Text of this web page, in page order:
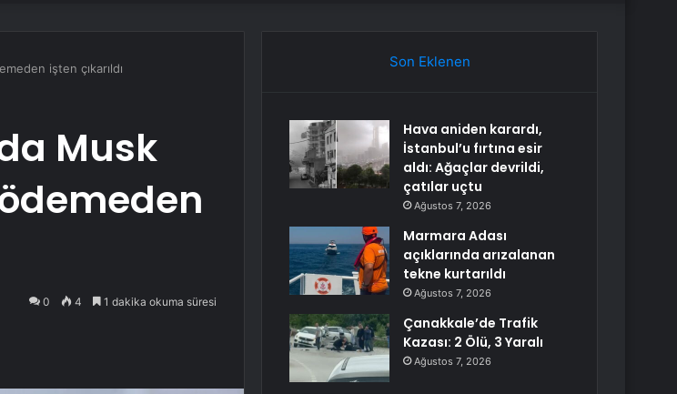
işten çıkarıldı
Musk
0 4 1 dakika okuma süresi
Son Eklenen
Hava aniden karardı,
İstanbul’u fırtına esir
aldı: Ağaçlar devrildi,
çatılar uçtu
Ağustos 7, 2026
Marmara Adası
açıklarında arızalanan
tekne kurtarıldı
Ağustos 7, 2026
Çanakkale’de Trafik
Kazası: 2 Ölü, 3 Yaralı
Ağustos 7, 2026